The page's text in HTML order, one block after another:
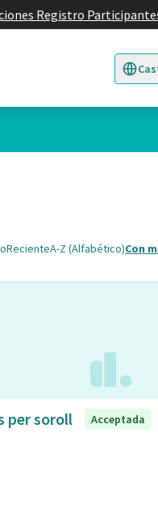
Registro
Triar
4
RecienteA-Z (Alfabético)Con
per soroll
Acceptada